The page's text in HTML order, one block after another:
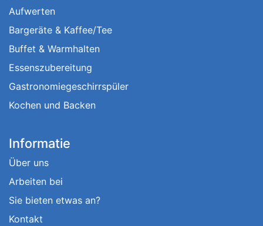
Aufwerten
Bargeräte & Kaffee/Tee
Buffet & Warmhalten
Essenszubereitung
Gastronomiegeschirrspüler
Kochen und Backen
Informatie
Über uns
Arbeiten bei
Sie bieten etwas an?
Kontakt